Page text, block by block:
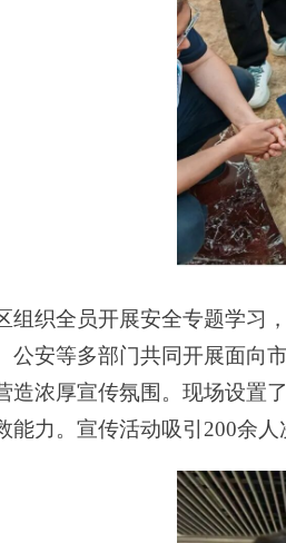
织全员开展安全专题学习，
公安等多部门共同开展面向
造浓厚宣传氛围。现场设置
能力。宣传活动吸引200余